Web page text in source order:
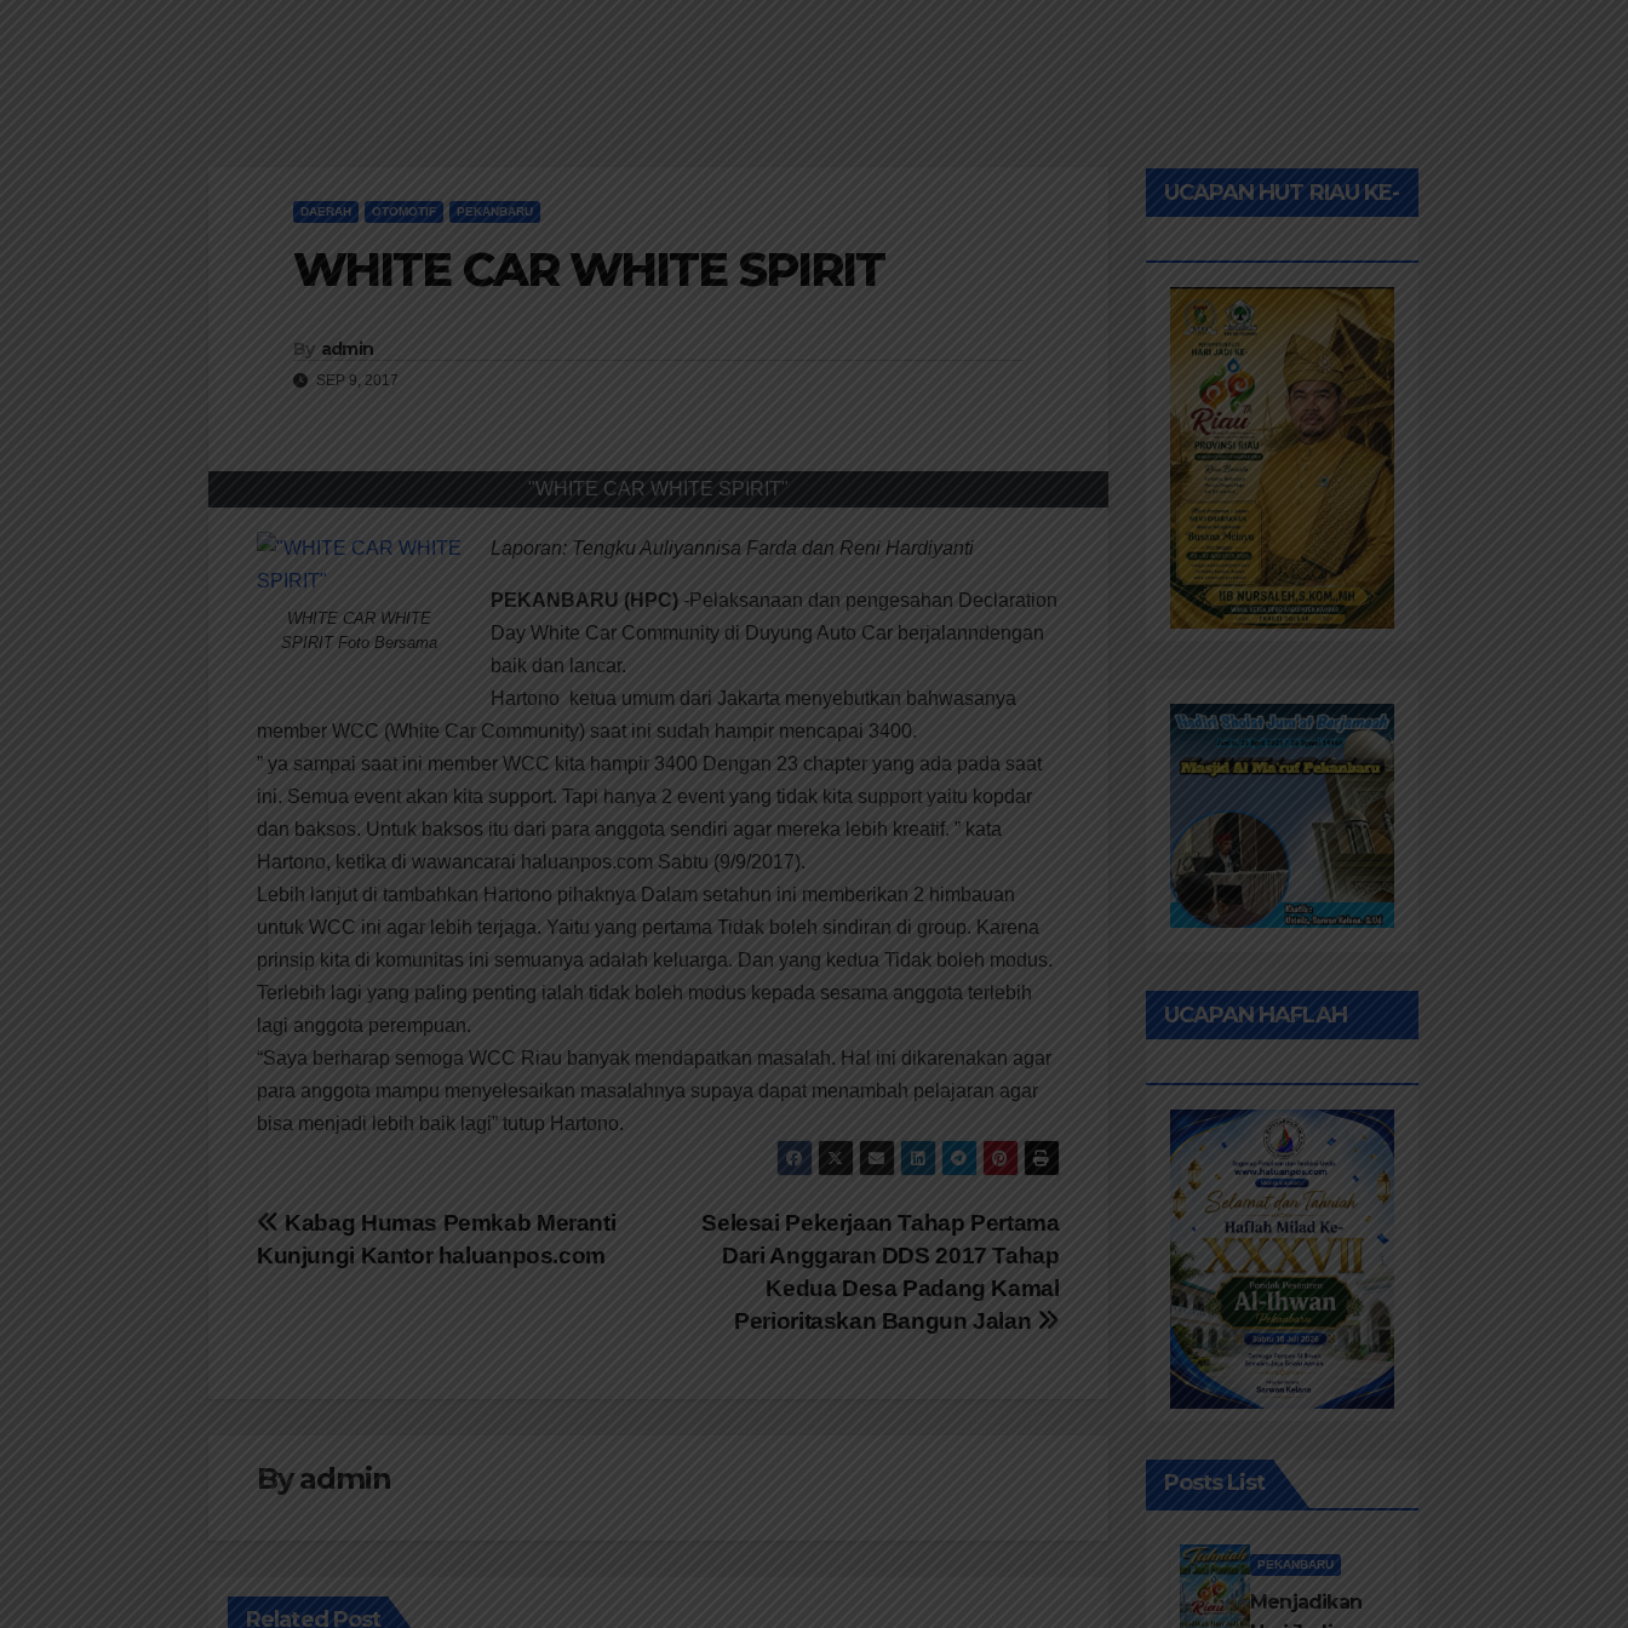
DAERAH OTOMOTIF PEKANBARU
WHITE CAR WHITE SPIRIT
By admin
SEP 9, 2017
"WHITE CAR WHITE SPIRIT"
WHITE CAR WHITE
SPIRIT Foto Bersama
Laporan: Tengku Auliyannisa Farda dan Reni Hardiyanti
PEKANBARU (HPC) -Pelaksanaan dan pengesahan Declaration
Day White Car Community di Duyung Auto Car berjalanndengan
baik dan lancar.
Hartono ketua umum dari Jakarta menyebutkan bahwasanya
member WCC (White Car Community) saat ini sudah hampir mencapai 3400.
” ya sampai saat ini member WCC kita hampir 3400 Dengan 23 chapter yang ada pada saat
ini. Semua event akan kita support. Tapi hanya 2 event yang tidak kita support yaitu kopdar
dan baksos. Untuk baksos itu dari para anggota sendiri agar mereka lebih kreatif. ” kata
Hartono, ketika di wawancarai haluanpos.com Sabtu (9/9/2017).
Lebih lanjut di tambahkan Hartono pihaknya Dalam setahun ini memberikan 2 himbauan
untuk WCC ini agar lebih terjaga. Yaitu yang pertama Tidak boleh sindiran di group. Karena
prinsip kita di komunitas ini semuanya adalah keluarga. Dan yang kedua Tidak boleh modus.
Terlebih lagi yang paling penting ialah tidak boleh modus kepada sesama anggota terlebih
lagi anggota perempuan.
“Saya berharap semoga WCC Riau banyak mendapatkan masalah. Hal ini dikarenakan agar
para anggota mampu menyelesaikan masalahnya supaya dapat menambah pelajaran agar
bisa menjadi lebih baik lagi” tutup Hartono.
Navigasi
pos
Selesai Pekerjaan Tahap Pertama
Dari Anggaran DDS 2017 Tahap
Kedua Desa Padang Kamal
Perioritaskan Bangun Jalan
Kabag Humas Pemkab Meranti
Kunjungi Kantor haluanpos.com
Byadmin
Related Post
UCAPAN HUT RIAU KE-
UCAPAN HAFLAH
Posts List
PEKANBARU
Menjadikan